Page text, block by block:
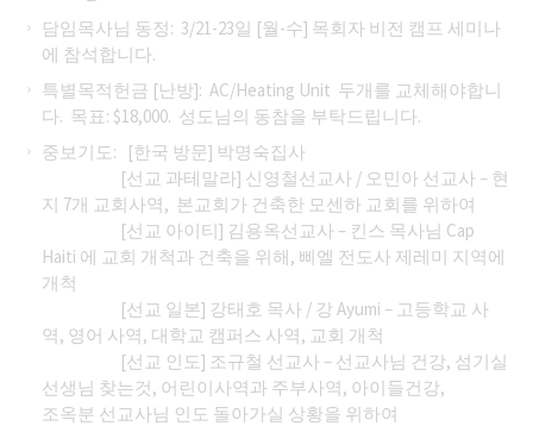
담임목사님 동정: 3/21-23일 [월-수] 목회자 비전 캠프 세미나
에 참석합니다.
특별목적헌금 [난방]: AC/Heating Unit 두개를 교체해야합니
다. 목표: $18,000. 성도님의 동참을 부탁드립니다.
중보기도: [한국 방문] 박명숙집사
[선교 과테말라] 신영철선교사 / 오민아 선교사 – 현
지 7개 교회사역, 본교회가 건축한 모센하 교회를 위하여
[선교 아이티] 김용옥선교사 – 킨스 목사님 Cap
Haiti 에 교회 개척과 건축을 위해, 삐엘 전도사 제레미 지역에
개척
[선교 일본] 강태호 목사 / 강 Ayumi – 고등학교 사
역, 영어 사역, 대학교 캠퍼스 사역, 교회 개척
[선교 인도] 조규철 선교사 – 선교사님 건강, 섬기실
선생님 찾는것, 어린이사역과 주부사역, 아이들건강,
조옥분 선교사님 인도 돌아가실 상황을 위하여